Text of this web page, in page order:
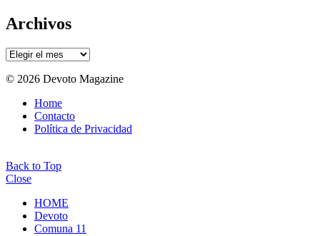
Archivos
Archivos
© 2026 Devoto Magazine
Home
Contacto
Política de Privacidad
Back to Top
Close
HOME
Devoto
Comuna 11